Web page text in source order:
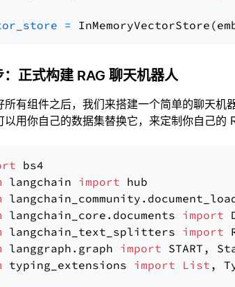
=
正式构建 RAG 聊天机器人
所有组件之后，我们来搭建一个简单的聊天机
以用你自己的数据集替换它，来定制你自己的
langchain import
langchain_core.documents import
langchain_text_splitters import
langgraph.graph import
typing_extensions import List ,